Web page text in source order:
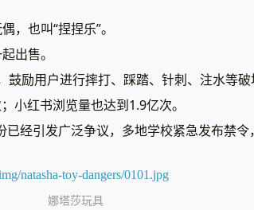
，也叫“捏捏乐”。
出售。
鼓励用户进行摔打、踩踏、针刺、注水等
小红书浏览量也达到1.9亿次。
经引发广泛争议，多地学校紧急发布禁
娜塔莎玩具